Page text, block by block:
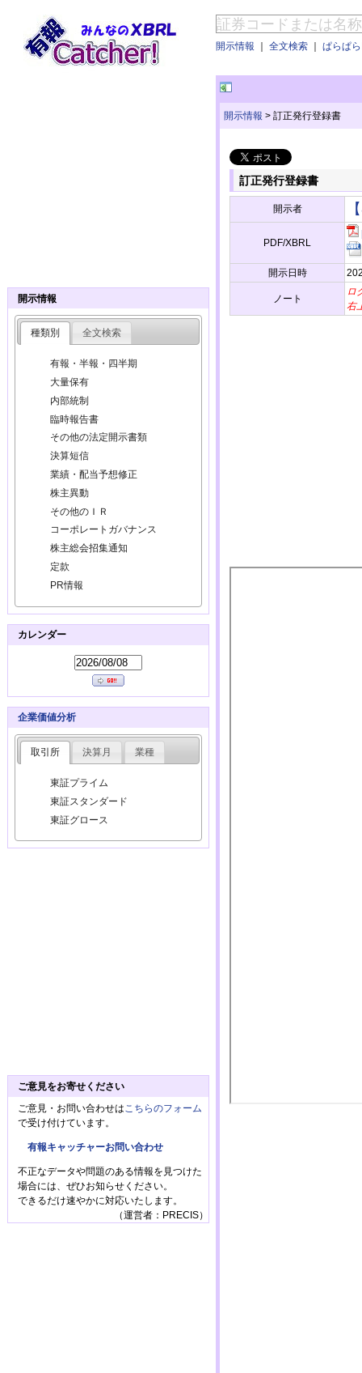
開示情報 ｜ 全文検索 ｜ ぱらぱ
開示情報 > 訂正発行登録書
訂正発行登録書
開示者
PDF/XBRL
開示日時
ノート
ロ
右
開示情報
種類別 全文検索
有報・半報・四半期
大量保有
内部統制
臨時報告書
その他の法定開示書類
決算短信
業績・配当予想修正
株主異動
その他のＩＲ
コーポレートガバナンス
株主総会招集通知
定款
PR情報
カレンダー
企業価値分析
取引所 決算月 業種
東証プライム
東証スタンダード
東証グロース
ご意見をお寄せください
ご意見・お問い合わせは こちらのフォーム
で受け付けています。
有報キャッチャーお問い合わせ
不正なデータや問題のある情報を見つけた
場合には、ぜひお知らせください。
できるだけ速やかに対応いたします。
（運営者：PRECIS）